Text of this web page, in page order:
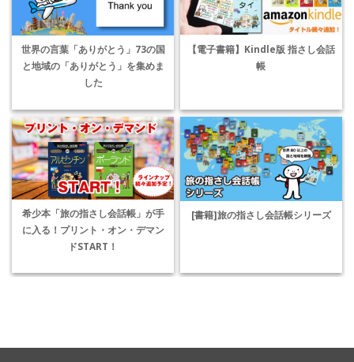
世界の言葉「ありがとう」73の国
と地域の「ありがとう」を集めま
した
【電子書籍】Kindle版 指さし会話
帳
希少本「旅の指さし会話帳」が手
に入る！プリント・オン・デマン
ドSTART！
[書籍]旅の指さし会話帳シリーズ